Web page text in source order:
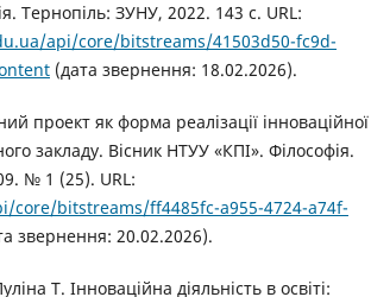
Тернопіль: ЗУНУ, 2022. 143 с. URL:
api/core/bitstreams/41503d50-fc9d-
(дата звернення: 18.02.2026).
проект як форма реалізації інноваційної
закладу. Вісник НТУУ «КПІ». Філософія.
№ 1 (25). URL:
bitstreams/ff4485fc-a955-4724-a74f-
звернення: 20.02.2026).
Т. Інноваційна діяльність в освіті: